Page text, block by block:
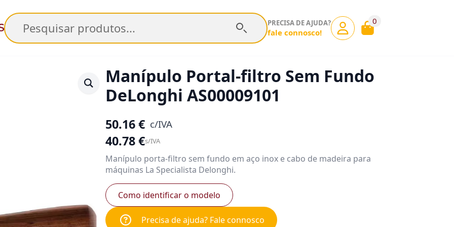
Pesquisar PRECISA DE AJUDA?
fale connosco!
0
Manípulo Portal-filtro Sem Fundo
DeLonghi AS00009101
50.16€ c/IVA
40.78€s/IVA
Manípulo porta-filtro sem fundo em aço inox e cabo de madeira para
máquinas La Specialista Delonghi.
Como identificar o modelo
Precisa de ajuda? Fale connosco